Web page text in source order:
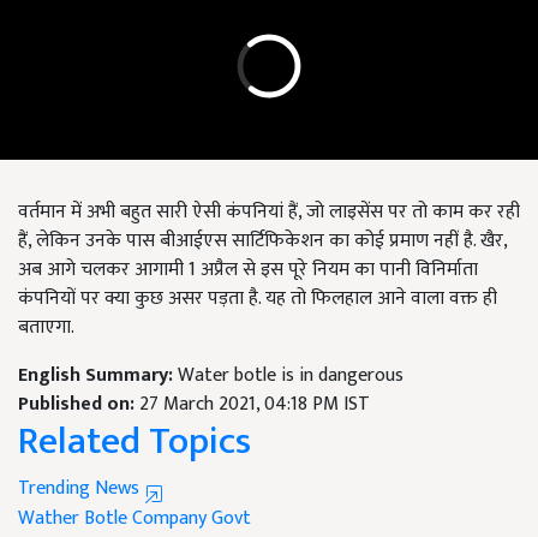
वर्तमान में अभी बहुत सारी ऐसी कंपनियां हैं, जो लाइसेंस पर तो काम कर रही
हैं, लेकिन उनके पास बीआईएस सार्टिफिकेशन का कोई प्रमाण नहीं है. खैर,
अब आगे चलकर आगामी 1 अप्रैल से इस पूरे नियम का पानी विनिर्माता
कंपनियों पर क्या कुछ असर पड़ता है. यह तो फिलहाल आने वाला वक्त ही
बताएगा.
English Summary:Water botle is in dangerous
Published on:27 March 2021, 04:18 PM IST
Related Topics
Trending News
Wather BotleCompanyGovt